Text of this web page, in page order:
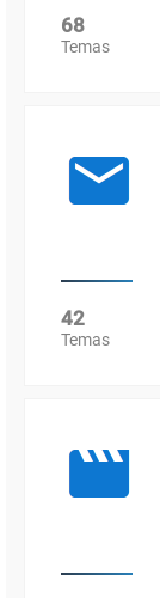
68
Temas
42
Temas